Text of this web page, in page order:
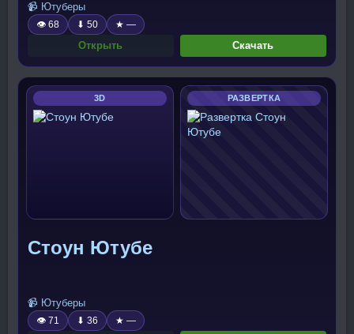
📹 Ютуберы
👁 68 ⬇ 50 ★ —
Открыть Скачать
3D РАЗВЕРТКА
Стоун Ютубе
📹 Ютуберы
👁 71 ⬇ 36 ★ —